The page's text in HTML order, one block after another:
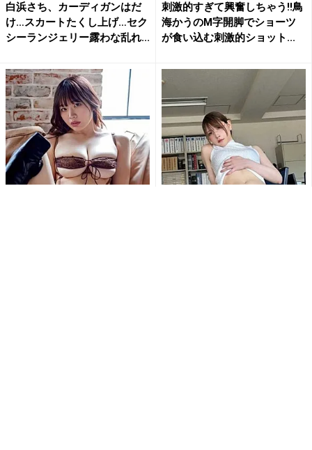
白浜さち、カーディガンはだ
け…スカートたくし上げ…セク
シーランジェリー露わな乱れ...
刺激的すぎて興奮しちゃう!!鳥
海かうのM字開脚でショーツ
が食い込む刺激的ショット...